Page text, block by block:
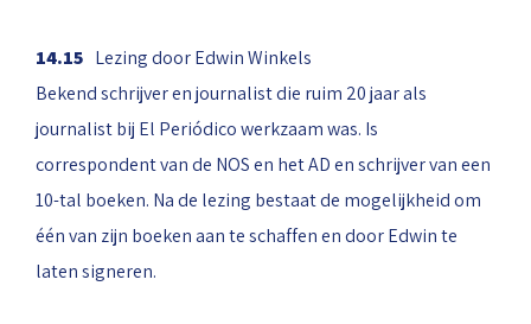
14.15 Lezing door Edwin Winkels
Bekend schrijver en journalist die ruim 20 jaar als
journalist bij El Periódico werkzaam was. Is
correspondent van de NOS en het AD en schrijver van een
10-tal boeken. Na de lezing bestaat de mogelijkheid om
één van zijn boeken aan te schaffen en door Edwin te
laten signeren.